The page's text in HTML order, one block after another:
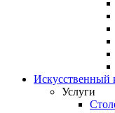
Искусственный
Услуги